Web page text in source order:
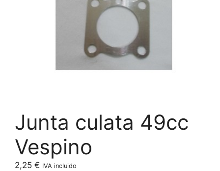
Junta culata 49cc
Vespino
2,25 € IVA incluido